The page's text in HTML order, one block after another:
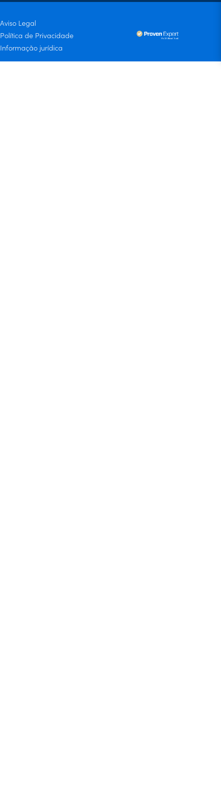
Aviso Legal
Política de Privacidade
Informação jurídica